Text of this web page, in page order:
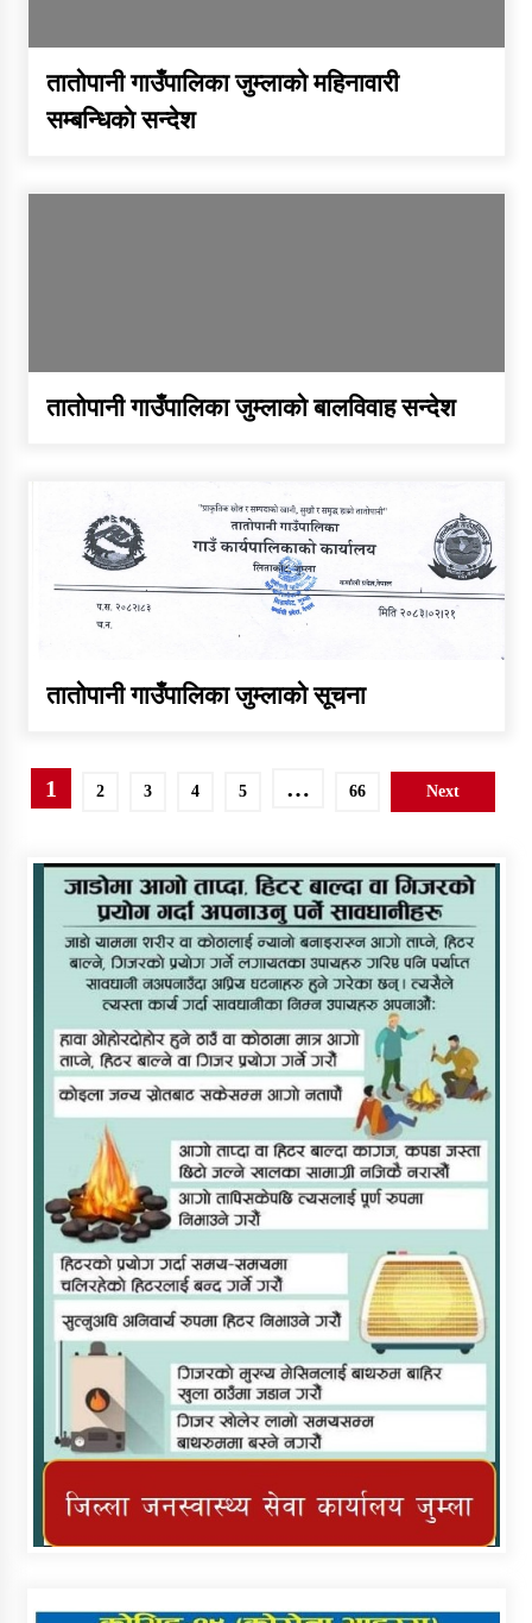
तातोपानी गाउँपालिका जुम्लाको महिनावारी
सम्बन्धिकाे सन्देश
तातोपानी गाउँपालिका जुम्लाको बालविवाह सन्देश
तातोपानी गाउँपालिका जुम्लाको सूचना
Posts
1 2 3 4 5 … 66 Next